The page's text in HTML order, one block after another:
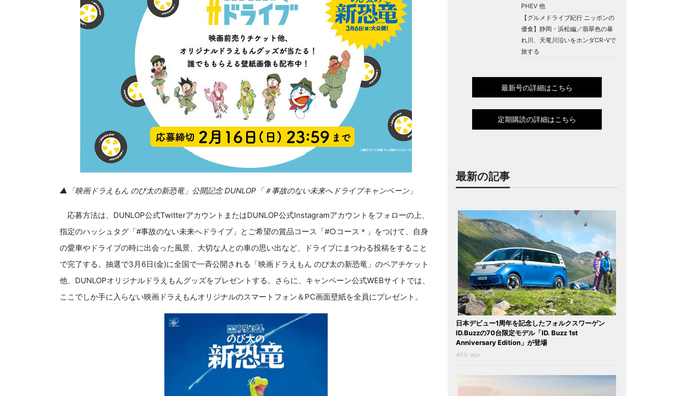
▲「映画ドラえもん のび太の新恐竜」公開記念 DUNLOP「＃事故のない未来へドライブキャンペーン」
応募方法は、DUNLOP公式TwitterアカウントまたはDUNLOP公式Instagramアカウントをフォローの上、
指定のハッシュタグ「#事故のない未来へドライブ」とご希望の賞品コース「#○コース＊」をつけて、自身
の愛車やドライブの時に出会った風景、大切な人との車の思い出など、ドライブにまつわる投稿をすること
で完了する。抽選で3月6日(金)に全国で一斉公開される「映画ドラえもん のび太の新恐竜」のペアチケット
他、DUNLOPオリジナルドラえもんグッズをプレゼントする。さらに、キャンペーン公式WEBサイトでは、
ここでしか手に入らない映画ドラえもんオリジナルのスマートフォン＆PC画面壁紙を全員にプレゼント。
PHEV 他
【グルメドライブ紀行 ニッポンの
優食】静岡・浜松編／翡翠色の暴
れ川、天竜川沿いをホンダCR-Vで
旅する
最新号の詳細はこちら
定期購読の詳細はこちら
最新の記事
日本デビュー1周年を記念したフォルクスワーゲン
ID.Buzzの70台限定モデル「ID. Buzz 1st
Anniversary Edition」が登場
40分 ago